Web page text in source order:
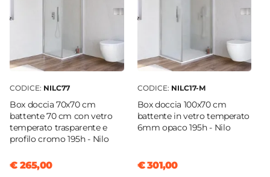
CODICE: NILC77
Box doccia 70x70 cm
battente 70 cm con vetro
temperato trasparente e
profilo cromo 195h - Nilo
€ 265,00
CODICE: NILC17-M
Box doccia 100x70 cm
battente in vetro temperato
6mm opaco 195h - Nilo
€ 301,00